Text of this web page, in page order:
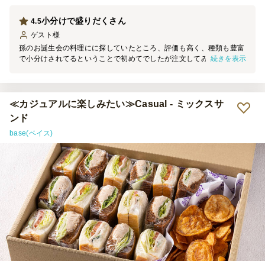
値がありました。自分たちでこれだけの種類を用意するのは大変なの
で、特別な日や来客時には十分利用する価値があると感じました。
小分けで盛りだくさん
4.5
ゲスト 様
孫のお誕生会の料理にに探していたところ、評価も高く、種類も豊富
で小分けされてるということで初めてでしたが注文してみました。期
唯一物足りなかったのですが、他は大満足です。
続きを表示
≪カジュアルに楽しみたい≫Casual - ミックスサ
ンド
base(ベイス)